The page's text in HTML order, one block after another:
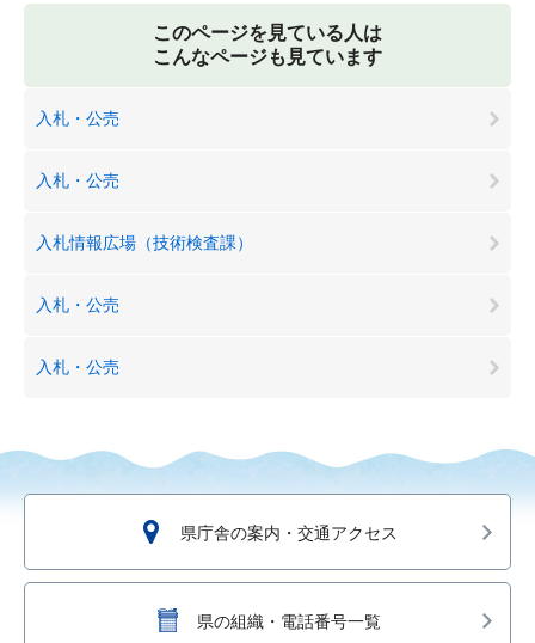
このページを見ている人は
こんなページも見ています
入札・公売
入札・公売
入札情報広場（技術検査課）
入札・公売
入札・公売
県庁舎の案内・交通アクセス
県の組織・電話番号一覧